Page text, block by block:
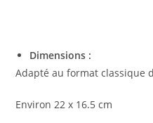
Dimensions :
Adapté au format classique
Environ 22 x 16.5 cm